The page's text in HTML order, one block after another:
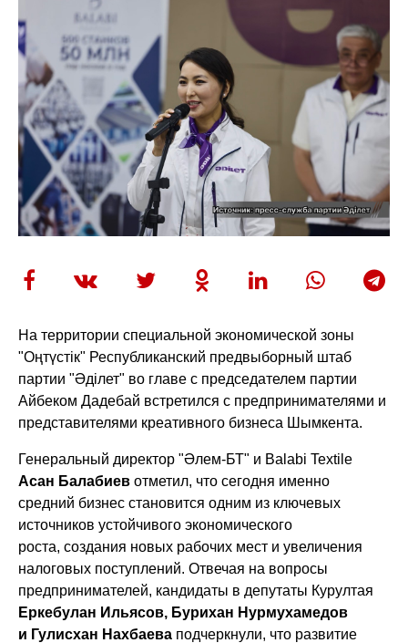
На территории специальной экономической зоны
"Оңтүстік" Республиканский предвыборный штаб
партии "Әділет" во главе с председателем партии
Айбеком Дадебай встретился с предпринимателями и
представителями креативного бизнеса Шымкента.
Генеральный директор "Әлем-БТ" и Balabi Textile
Асан Балабиев отметил, что сегодня именно
средний бизнес становится одним из ключевых
источников устойчивого экономического
роста, создания новых рабочих мест и увеличения
налоговых поступлений. Отвечая на вопросы
предпринимателей, кандидаты в депутаты Курултая
Еркебулан Ильясов, Бурихан Нурмухамедов
и Гулисхан Нахбаева подчеркнули, что развитие